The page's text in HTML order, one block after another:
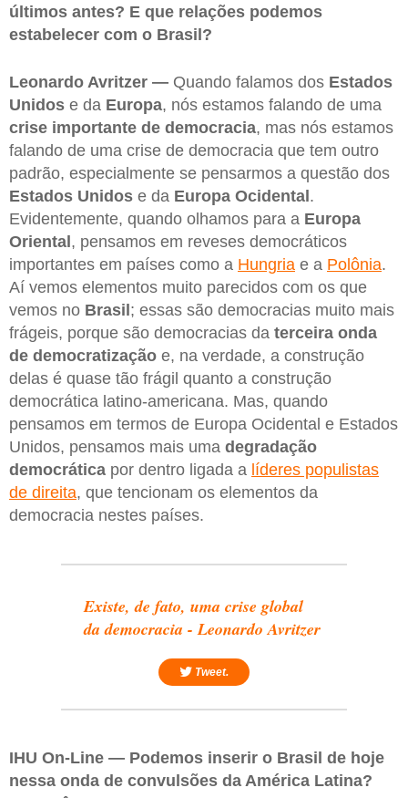
últimos antes? E que relações podemos
estabelecer com o Brasil?
Leonardo Avritzer — Quando falamos dos Estados
Unidos e da Europa, nós estamos falando de uma
crise importante de democracia, mas nós estamos
falando de uma crise de democracia que tem outro
padrão, especialmente se pensarmos a questão dos
Estados Unidos e da Europa Ocidental .
Evidentemente, quando olhamos para a Europa
Oriental , pensamos em reveses democráticos
importantes em países como a Hungria e a Polônia.
Aí vemos elementos muito parecidos com os que
vemos no Brasil ; essas são democracias muito mais
frágeis, porque são democracias da terceira onda
de democratização e, na verdade, a construção
delas é quase tão frágil quanto a construção
democrática latino-americana. Mas, quando
pensamos em termos de Europa Ocidental e Estados
Unidos, pensamos mais uma degradação
democrática por dentro ligada a líderes populistas
de direita, que tencionam os elementos da
democracia nestes países.
Existe, de fato, uma crise global
da democracia - Leonardo Avritzer
Tweet.
IHU On-Line — Podemos inserir o Brasil de hoje
nessa onda de convulsões da América Latina?